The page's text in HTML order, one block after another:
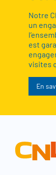
Notre
un
est
visites
En